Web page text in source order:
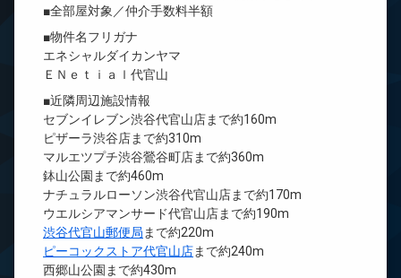
■全部屋対象／仲介手数料半額
■物件名フリガナ
エネシャルダイカンヤマ
ＥＮｅｔｉａｌ代官山
■近隣周辺施設情報
セブンイレブン渋谷代官山店まで約160m
ピザーラ渋谷店まで約310m
マルエツプチ渋谷鶯谷町店まで約360m
鉢山公園まで約460m
ナチュラルローソン渋谷代官山店まで約170m
ウエルシアマンサード代官山店まで約190m
渋谷代官山郵便局 まで約220m
ピーコックストア代官山店まで約240m
西郷山公園まで約430m